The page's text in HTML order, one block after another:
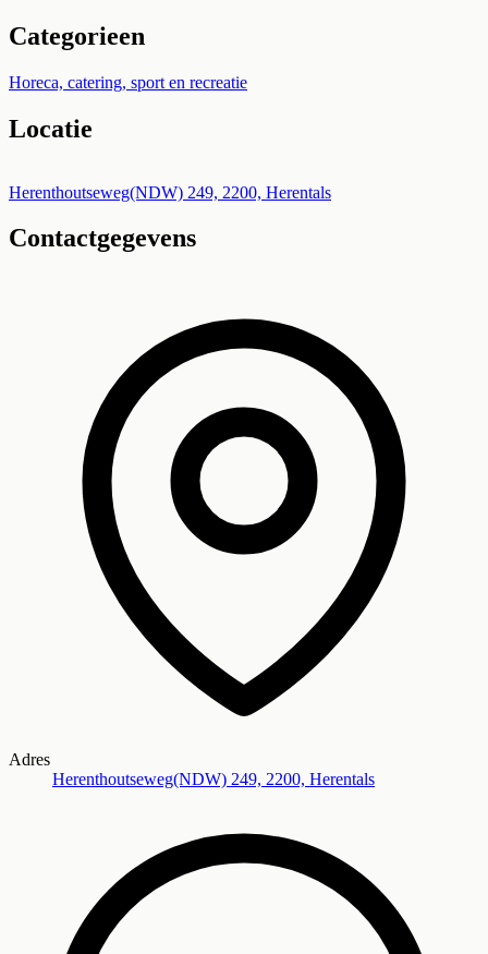
Categorieen
Horeca, catering, sport en recreatie
Locatie
+
−
Herenthoutseweg(NDW) 249, 2200, Herentals
Contactgegevens
Adres
Herenthoutseweg(NDW) 249, 2200, Herentals